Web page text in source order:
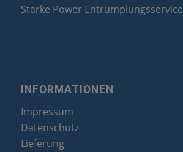
Starke Power Entrümplungsservice
INFORMATIONEN
Impressum
Datenschutz
Lieferung